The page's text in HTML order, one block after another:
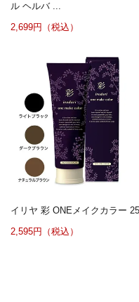
ル ヘルバ ...
2,699円（税込）
イリヤ 彩 ONEメイクカラー
2,595円（税込）